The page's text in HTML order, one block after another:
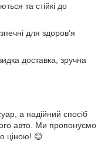
та стійкі до
для здоров'я
доставка, зручна
а надійний спосіб
авто. Ми пропонуємо
ціною! 😊